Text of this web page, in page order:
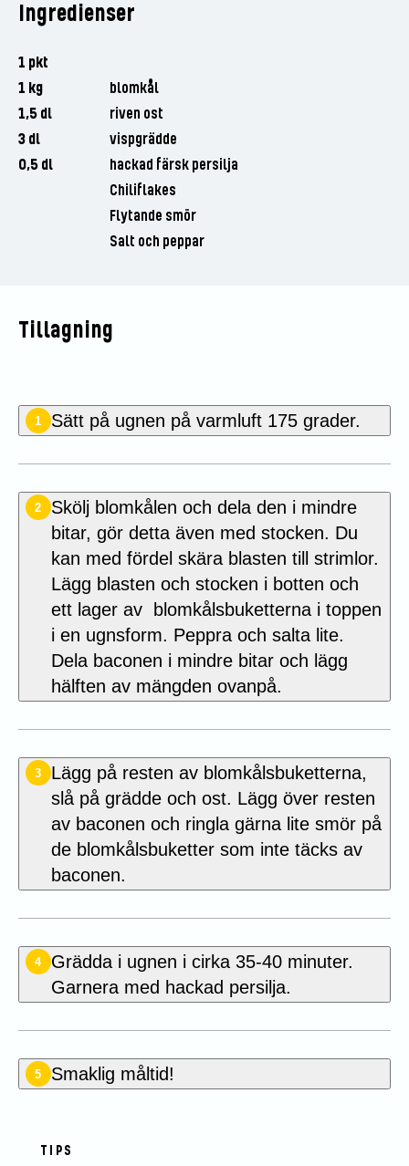
Ingredienser
1 pkt
1 kg
blomkål
1,5 dl
riven ost
3 dl
vispgrädde
0,5 dl
hackad färsk persilja
Chiliflakes
Flytande smör
Salt och peppar
Tillagning
1 Sätt på ugnen på varmluft 175 grader.
2
Skölj blomkålen och dela den i mindre
bitar, gör detta även med stocken. Du
kan med fördel skära blasten till strimlor.
Lägg blasten och stocken i botten och
ett lager av blomkålsbuketterna i toppen
i en ugnsform. Peppra och salta lite.
Dela baconen i mindre bitar och lägg
hälften av mängden ovanpå.
3
Lägg på resten av blomkålsbuketterna,
slå på grädde och ost. Lägg över resten
av baconen och ringla gärna lite smör på
de blomkålsbuketter som inte täcks av
baconen.
4
Grädda i ugnen i cirka 35-40 minuter.
Garnera med hackad persilja.
5 Smaklig måltid!
TIPS